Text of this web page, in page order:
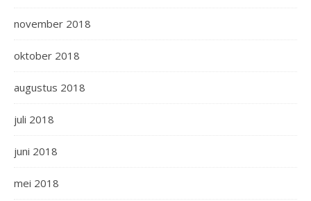
november 2018
oktober 2018
augustus 2018
juli 2018
juni 2018
mei 2018